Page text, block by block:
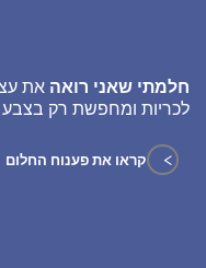
חלמתי שאני רואה את
לכריות ומחפשת רק בצבע
> קראו את פענוח החלום